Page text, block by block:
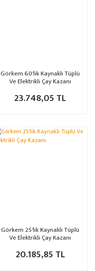
Görkem 60'lık Kaynaklı Tüplü
Ve Elektrikli Çay Kazanı
23.748,05 TL
Görkem 25'lik Kaynaklı Tüplü
Ve Elektrikli Çay Kazanı
20.185,85 TL